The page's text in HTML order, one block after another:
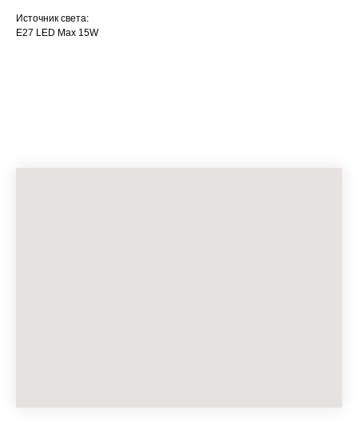
Источник света:
E27 LED Max 15W